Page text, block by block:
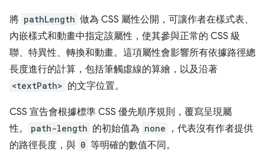
將 pathLength 做為 CSS 屬性公開，可讓作者在樣式表、
內嵌樣式和動畫中指定該屬性，使其參與正常的 CSS 級
聯、特異性、轉換和動畫。這項屬性會影響所有依據路徑總
長度進行的計算，包括筆觸虛線的算繪，以及沿著
<textPath> 的文字位置。
CSS 宣告會根據標準 CSS 優先順序規則，覆寫呈現屬
性。
path-length 的初始值為 none
，代表沒有作者提供
的路徑長度，與 0 等明確的數值不同。